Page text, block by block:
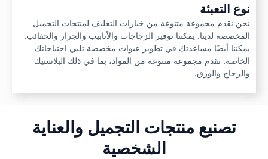
نوع التعبئة
نحن نقدم مجموعة متنوعة من خيارات التغليف لمنتجات التجميل
المخصصة لدينا. يمكننا توفير الزجاجات والأنابيب والجرار والحقائب.
يمكننا أيضًا مساعدتك في تطوير عبوات مخصصة تلبي احتياجاتك
الخاصة. نقدم مجموعة متنوعة من المواد، بما في ذلك البلاستيك
والزجاج والورق.
تصنيع منتجات التجميل والعناية
الشخصية